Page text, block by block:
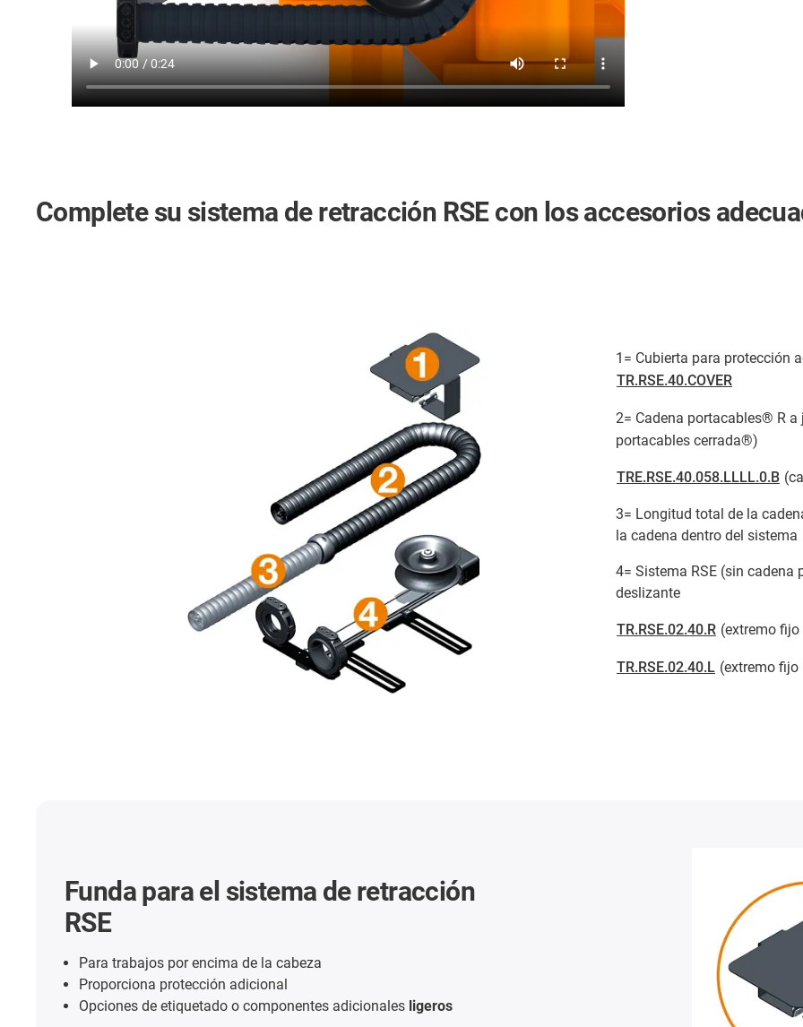
Complete su sistema de retracción RSE con los accesorios
1= Cubierta para protección
TR.RSE.40.COVER
2= Cadena portacables® R
portacables cerrada®)
TRE.RSE.40.058.LLLL.0.B
3= Longitud total de la
la cadena dentro del sistema
4= Sistema RSE (sin
deslizante
TR.RSE.02.40.R (extremo
TR.RSE.02.40.L (extremo
Funda para el sistema de retracción
RSE
Para trabajos por encima de la cabeza
Proporciona protección adicional
Opciones de etiquetado o componentes adicionales ligeros